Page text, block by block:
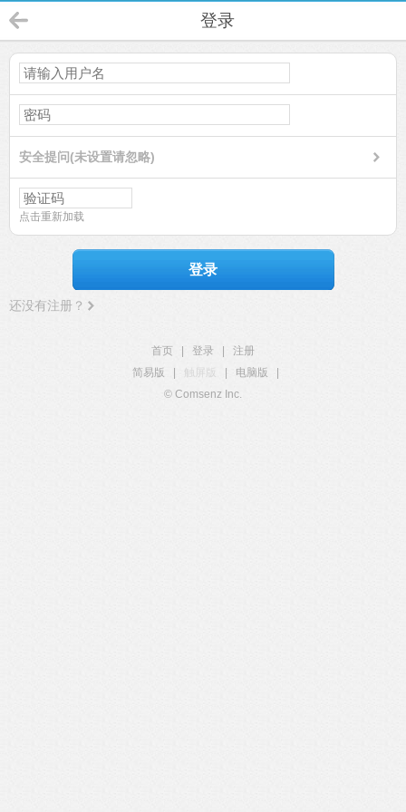
登录
安全提问(未设置请忽略)
点击重新加载
登录
还没有注册？
首页 登录
注册
简易版
触屏版 电脑版
© Comsenz Inc.